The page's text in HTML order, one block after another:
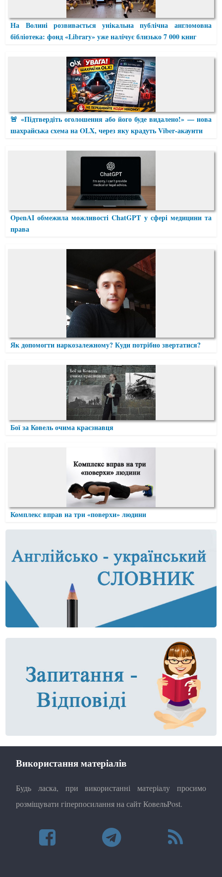
На Волині розвивається унікальна публічна англомовна
бібліотека: фонд «Library» уже налічує близько 7 000 книг
🚨 «Підтвердіть оголошення або його буде видалено!» — нова
шахрайська схема на OLX, через яку крадуть Viber-акаунти
OpenAI обмежила можливості ChatGPT у сфері медицини та
права
Як допомогти наркозалежному? Куди потрібно звертатися?
Бої за Ковель очима краєзнавця
Комплекс вправ на три «поверхи» людини
Використання матеріалів
Будь ласка, при використанні матеріалу просимо
розміщувати гіперпосилання на сайт КовельPost.